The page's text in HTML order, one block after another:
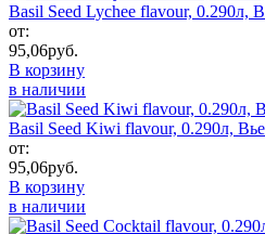
Basil Seed Lychee flavour, 0.290л,
от:
95,06руб.
В корзину
в наличии
Basil Seed Kiwi flavour, 0.290л,
от:
95,06руб.
В корзину
в наличии